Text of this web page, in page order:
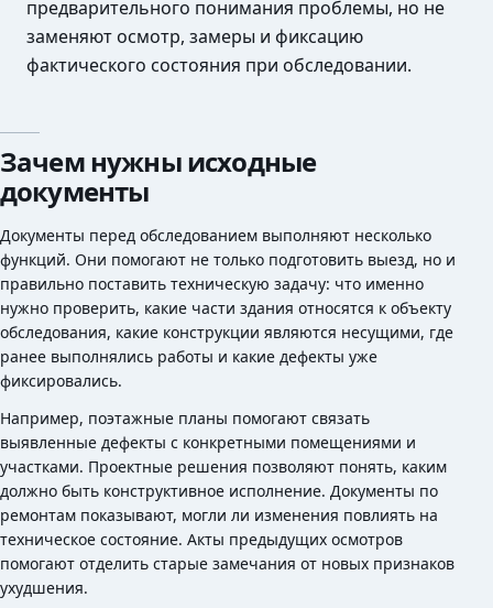
предварительного понимания проблемы, но не
заменяют осмотр, замеры и фиксацию
фактического состояния при обследовании.
Зачем нужны исходные
документы
Документы перед обследованием выполняют несколько
функций. Они помогают не только подготовить выезд, но и
правильно поставить техническую задачу: что именно
нужно проверить, какие части здания относятся к объекту
обследования, какие конструкции являются несущими, где
ранее выполнялись работы и какие дефекты уже
фиксировались.
Например, поэтажные планы помогают связать
выявленные дефекты с конкретными помещениями и
участками. Проектные решения позволяют понять, каким
должно быть конструктивное исполнение. Документы по
ремонтам показывают, могли ли изменения повлиять на
техническое состояние. Акты предыдущих осмотров
помогают отделить старые замечания от новых признаков
ухудшения.